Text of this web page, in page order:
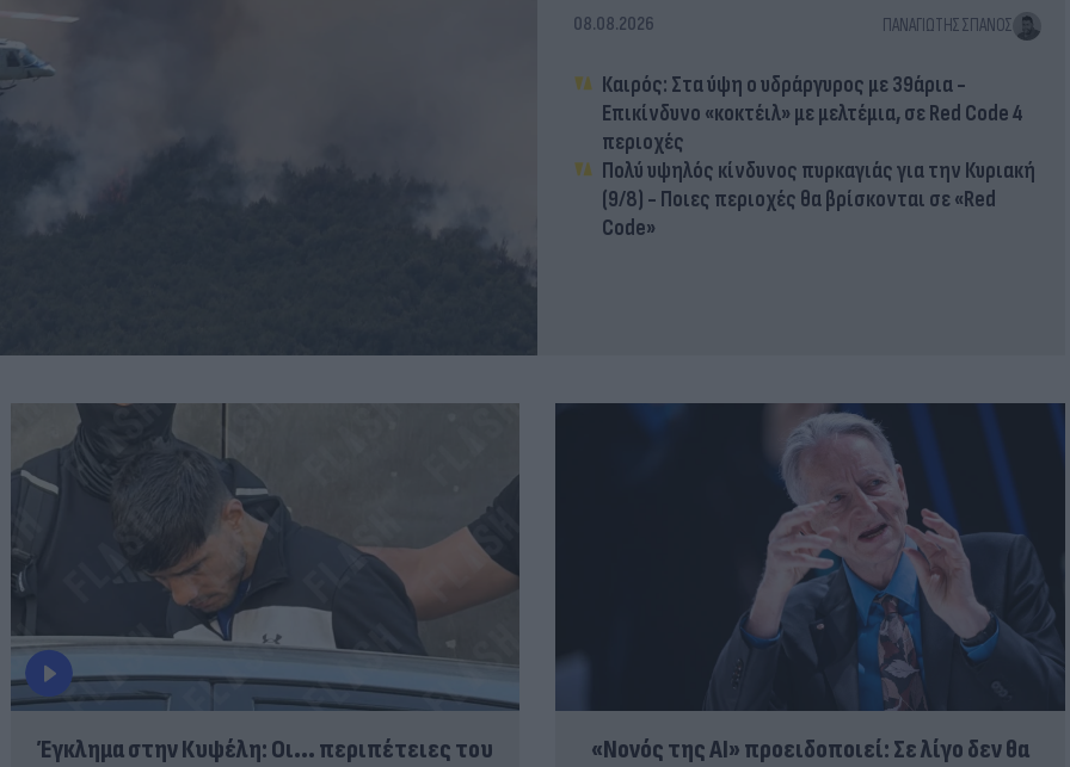
08.08.2026 ΠΑΝΑΓΙΏΤΗΣ ΣΠΑΝΌΣ
Καιρός: Στα ύψη ο υδράργυρος με 39άρια -
Επικίνδυνο «κοκτέιλ» με μελτέμια, σε Red Code 4
περιοχές
Πολύ υψηλός κίνδυνος πυρκαγιάς για την Κυριακή
(9/8) - Ποιες περιοχές θα βρίσκονται σε «Red
Code»
Έγκλημα στην Κυψέλη: Οι... περιπέτειες του
«Νονός της AI» προειδοποιεί: Σε λίγο δεν θα